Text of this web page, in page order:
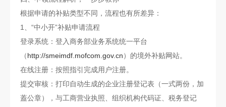
根据申请的补贴类型不同，流程也有所差异：
1、“中小开”补贴申请流程
登录系统：登入商务部业务系统统一平台
（http://smeimdf.mofcom.gov.cn）的境外补贴网站。
在线注册：按照指引完成用户注册。
提交审核：打印自动生成的企业注册登记表（一式两份，加
蓋公章），与工商营业执照、组织机构代码证、税务登记